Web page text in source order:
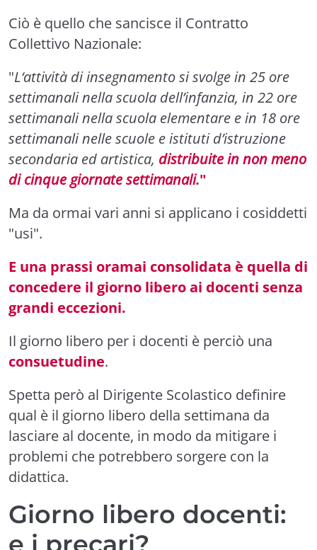
Ciò è quello che sancisce il Contratto
Collettivo Nazionale:
"L‘attività di insegnamento si svolge in 25 ore
settimanali nella scuola dell’infanzia, in 22 ore
settimanali nella scuola elementare e in 18 ore
settimanali nelle scuole e istituti d’istruzione
secondaria ed artistica, distribuite in non meno
di cinque giornate settimanali."
Ma da ormai vari anni si applicano i cosiddetti
"usi".
E una prassi oramai consolidata è quella di
concedere il giorno libero ai docenti senza
grandi eccezioni.
Il giorno libero per i docenti è perciò una
consuetudine.
Spetta però al Dirigente Scolastico definire
qual è il giorno libero della settimana da
lasciare al docente, in modo da mitigare i
problemi che potrebbero sorgere con la
didattica.
Giorno libero docenti:
e i precari?